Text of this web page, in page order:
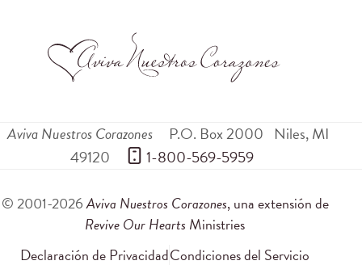
Aviva Nuestros Corazones P.O. Box 2000 Niles,MI
49120
1-800-569-5959
© 2001-2026Aviva Nuestros Corazones, una extensión de
Revive Our Hearts Ministries
Declaración de PrivacidadCondiciones del Servicio